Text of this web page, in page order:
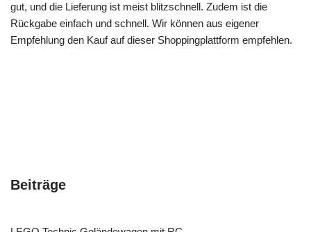
gut, und die Lieferung ist meist blitzschnell. Zudem ist die
Rückgabe einfach und schnell. Wir können aus eigener
Empfehlung den Kauf auf dieser Shoppingplattform empfehlen.
Beiträge